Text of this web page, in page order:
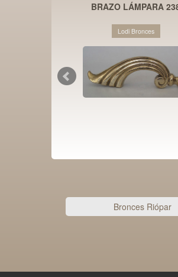
BRAZO LÁMPARA
Lodi Bronces
Bronces Riópar